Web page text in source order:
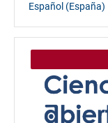
Español (España)